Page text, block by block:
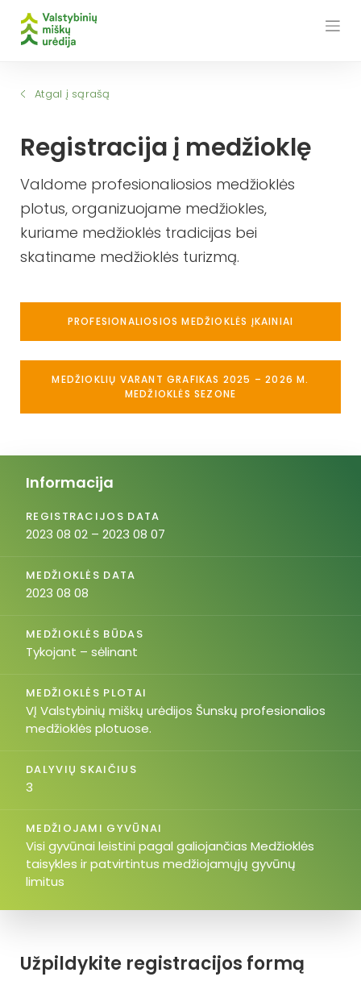
Atgal į sąrašą
Registracija į medžioklę
Valdome profesionaliosios medžioklės
plotus, organizuojame medžiokles,
kuriame medžioklės tradicijas bei
skatiname medžioklės turizmą.
PROFESIONALIOSIOS MEDŽIOKLĖS ĮKAINIAI
MEDŽIOKLIŲ VARANT GRAFIKAS 2025 – 2026 M.
MEDŽIOKLĖS SEZONE
Užpildykite registracijos formą
Informacija
REGISTRACIJOS DATA
2023 08 02 – 2023 08 07
MEDŽIOKLĖS DATA
2023 08 08
MEDŽIOKLĖS BŪDAS
Tykojant – sėlinant
MEDŽIOKLĖS PLOTAI
VĮ Valstybinių miškų urėdijos Šunskų profesionalios
medžioklės plotuose.
DALYVIŲ SKAIČIUS
3
MEDŽIOJAMI GYVŪNAI
Visi gyvūnai leistini pagal galiojančias Medžioklės
taisykles ir patvirtintus medžiojamųjų gyvūnų
limitus